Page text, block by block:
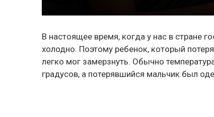
В настоящее время, когда у нас в стране
холодно. Поэтому ребенок, который
легко мог замерзнуть. Обычно
градусов, а потерявшийся мальчик был